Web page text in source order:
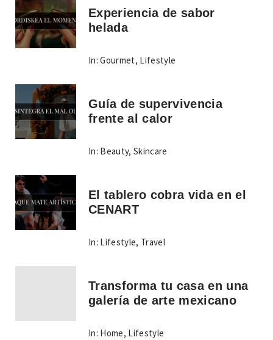
Experiencia de sabor
helada
In: Gourmet, Lifestyle
Guía de supervivencia
frente al calor
In: Beauty,Skincare
El tablero cobra vida en el
CENART
In: Lifestyle, Travel
Transforma tu casa en una
galería de arte mexicano
In: Home, Lifestyle